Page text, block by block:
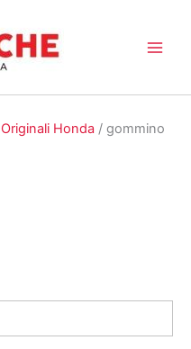
Honda / gommino